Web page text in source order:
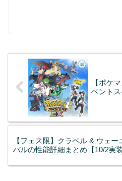
【ポケ
ベント
【フェス限】クラベル & ウェー
バルの性能詳細まとめ【10/2実装